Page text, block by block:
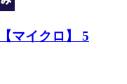
マイクロ】 5